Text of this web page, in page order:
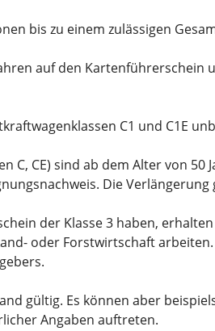
bis zu einem zulässigen
auf den Kartenführerschein
C1 und C1E
C, CE) sind ab dem Alter von
Die Verlängerung
der Klasse 3 haben,
oder Forstwirtschaft
gültig. Es können aber
Angaben auftreten.